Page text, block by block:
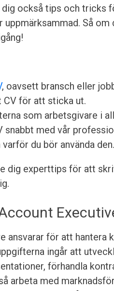
också tips och tricks
Så
, oavsett bransch eller
CV för att sticka ut.
som arbetsgivare i
snabbt med vår
varför du bör använda den.
dig experttips för att
ansvarar för att hantera
ingår att
förhandla
arbeta med